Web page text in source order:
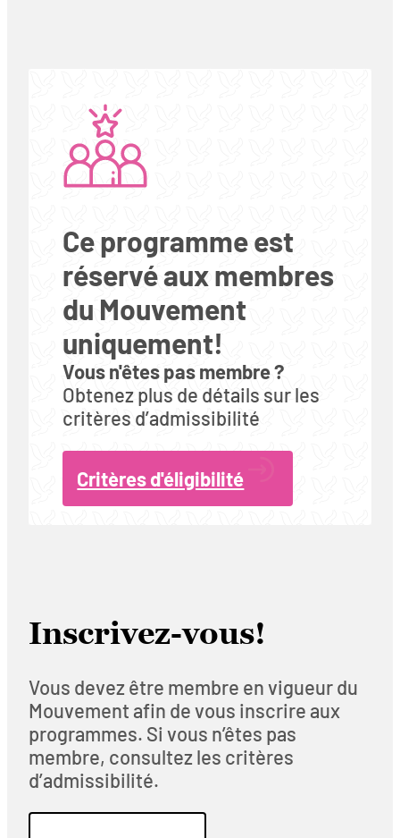
Ce programme est
réservé aux membres
du Mouvement
uniquement!
Vous n'êtes pas membre ?
Obtenez plus de détails sur les
critères d’admissibilité
Critères d'éligibilité
Inscrivez-vous!
Vous devez être membre en vigueur du
Mouvement afin de vous inscrire aux
programmes. Si vous n’êtes pas
membre, consultez les critères
d’admissibilité.